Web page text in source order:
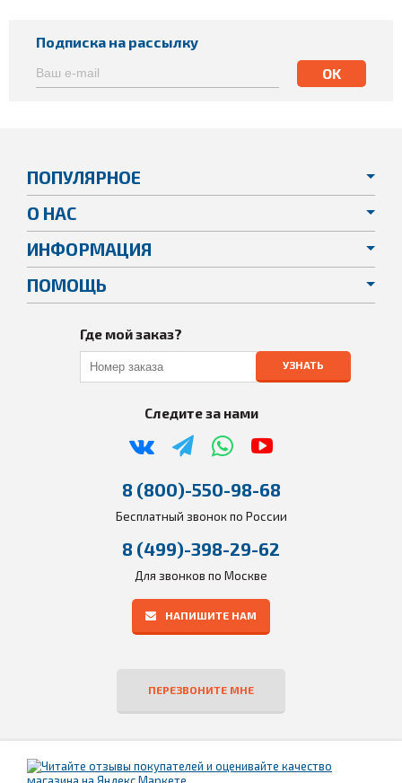
Подписка на рассылку
ПОПУЛЯРНОЕ
О НАС
ИНФОРМАЦИЯ
ПОМОЩЬ
Где мой заказ?
УЗНАТЬ
Следите за нами
8 (800)-550-98-68
Бесплатный звонок по России
8 (499)-398-29-62
Для звонков по Москве
НАПИШИТЕ НАМ
ПЕРЕЗВОНИТЕ МНЕ